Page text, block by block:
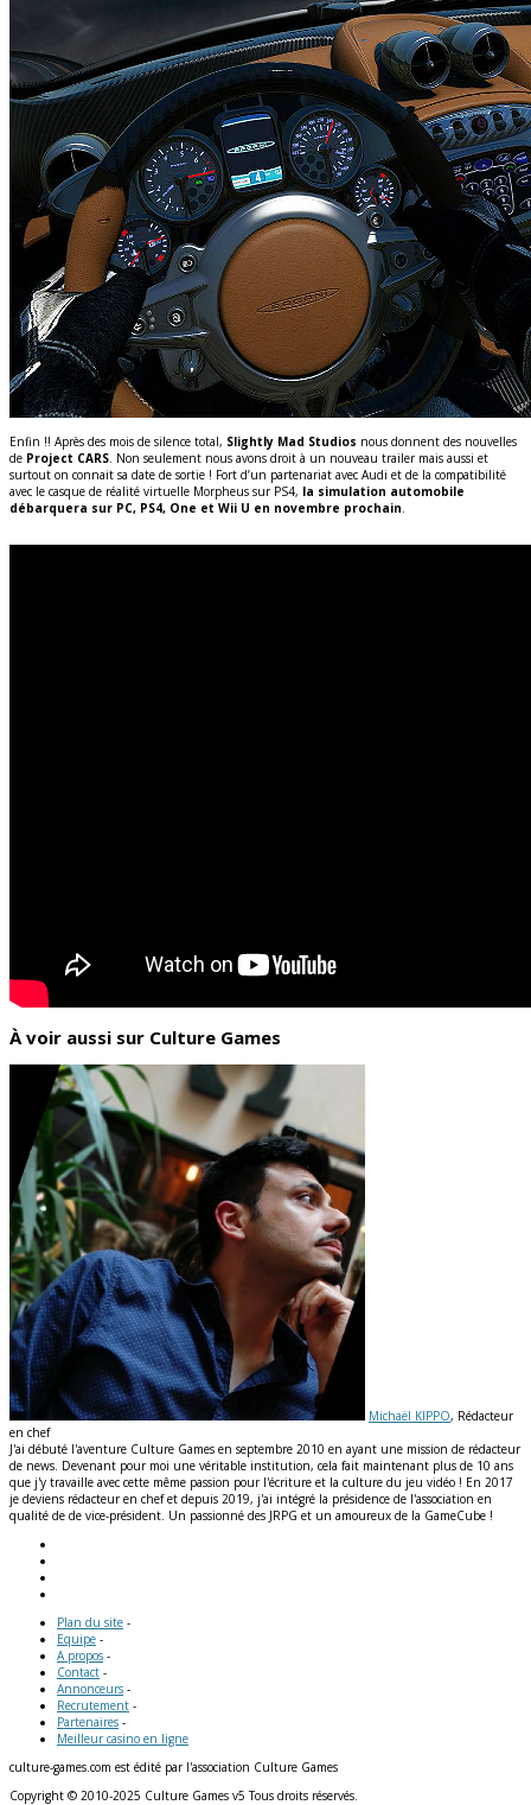
Enfin !! Après des mois de silence total, Slightly Mad Studios nous donnent des nouvelles
de Project CARS. Non seulement nous avons droit à un nouveau trailer mais aussi et
surtout on connait sa date de sortie ! Fort d’un partenariat avec Audi et de la compatibilité
avec le casque de réalité virtuelle Morpheus sur PS4, la simulation automobile
débarquera sur PC, PS4, One et Wii U en novembre prochain.
À voir aussi sur Culture Games
Michaël KIPPO, Rédacteur
en chef
J'ai débuté l'aventure Culture Games en septembre 2010 en ayant une mission de rédacteur
de news. Devenant pour moi une véritable institution, cela fait maintenant plus de 10 ans
que j'y travaille avec cette même passion pour l'écriture et la culture du jeu vidéo ! En 2017
je deviens rédacteur en chef et depuis 2019, j'ai intégré la présidence de l'association en
qualité de de vice-président. Un passionné des JRPG et un amoureux de la GameCube !
Plan du site -
Equipe -
A propos -
Contact -
Annonceurs -
Recrutement -
Partenaires -
Meilleur casino en ligne
culture-games.com est édité par l'association Culture Games
Copyright © 2010-2025 Culture Games v5 Tous droits réservés.